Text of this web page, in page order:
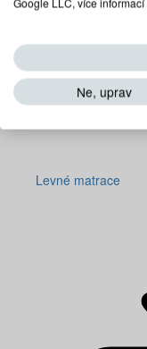
Levné matrace
Ne, uprav